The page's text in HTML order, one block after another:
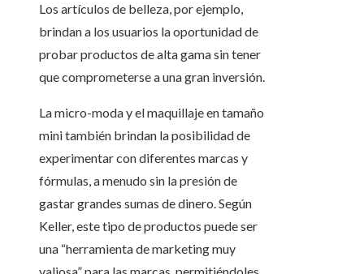
Los artículos de belleza, por ejemplo,
brindan a los usuarios la oportunidad de
probar productos de alta gama sin tener
que comprometerse a una gran inversión.
La micro-moda y el maquillaje en tamaño
mini también brindan la posibilidad de
experimentar con diferentes marcas y
fórmulas, a menudo sin la presión de
gastar grandes sumas de dinero. Según
Keller, este tipo de productos puede ser
una “herramienta de marketing muy